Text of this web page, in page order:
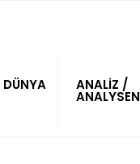
DÜNYA ANALİZ /
ANALYSEN